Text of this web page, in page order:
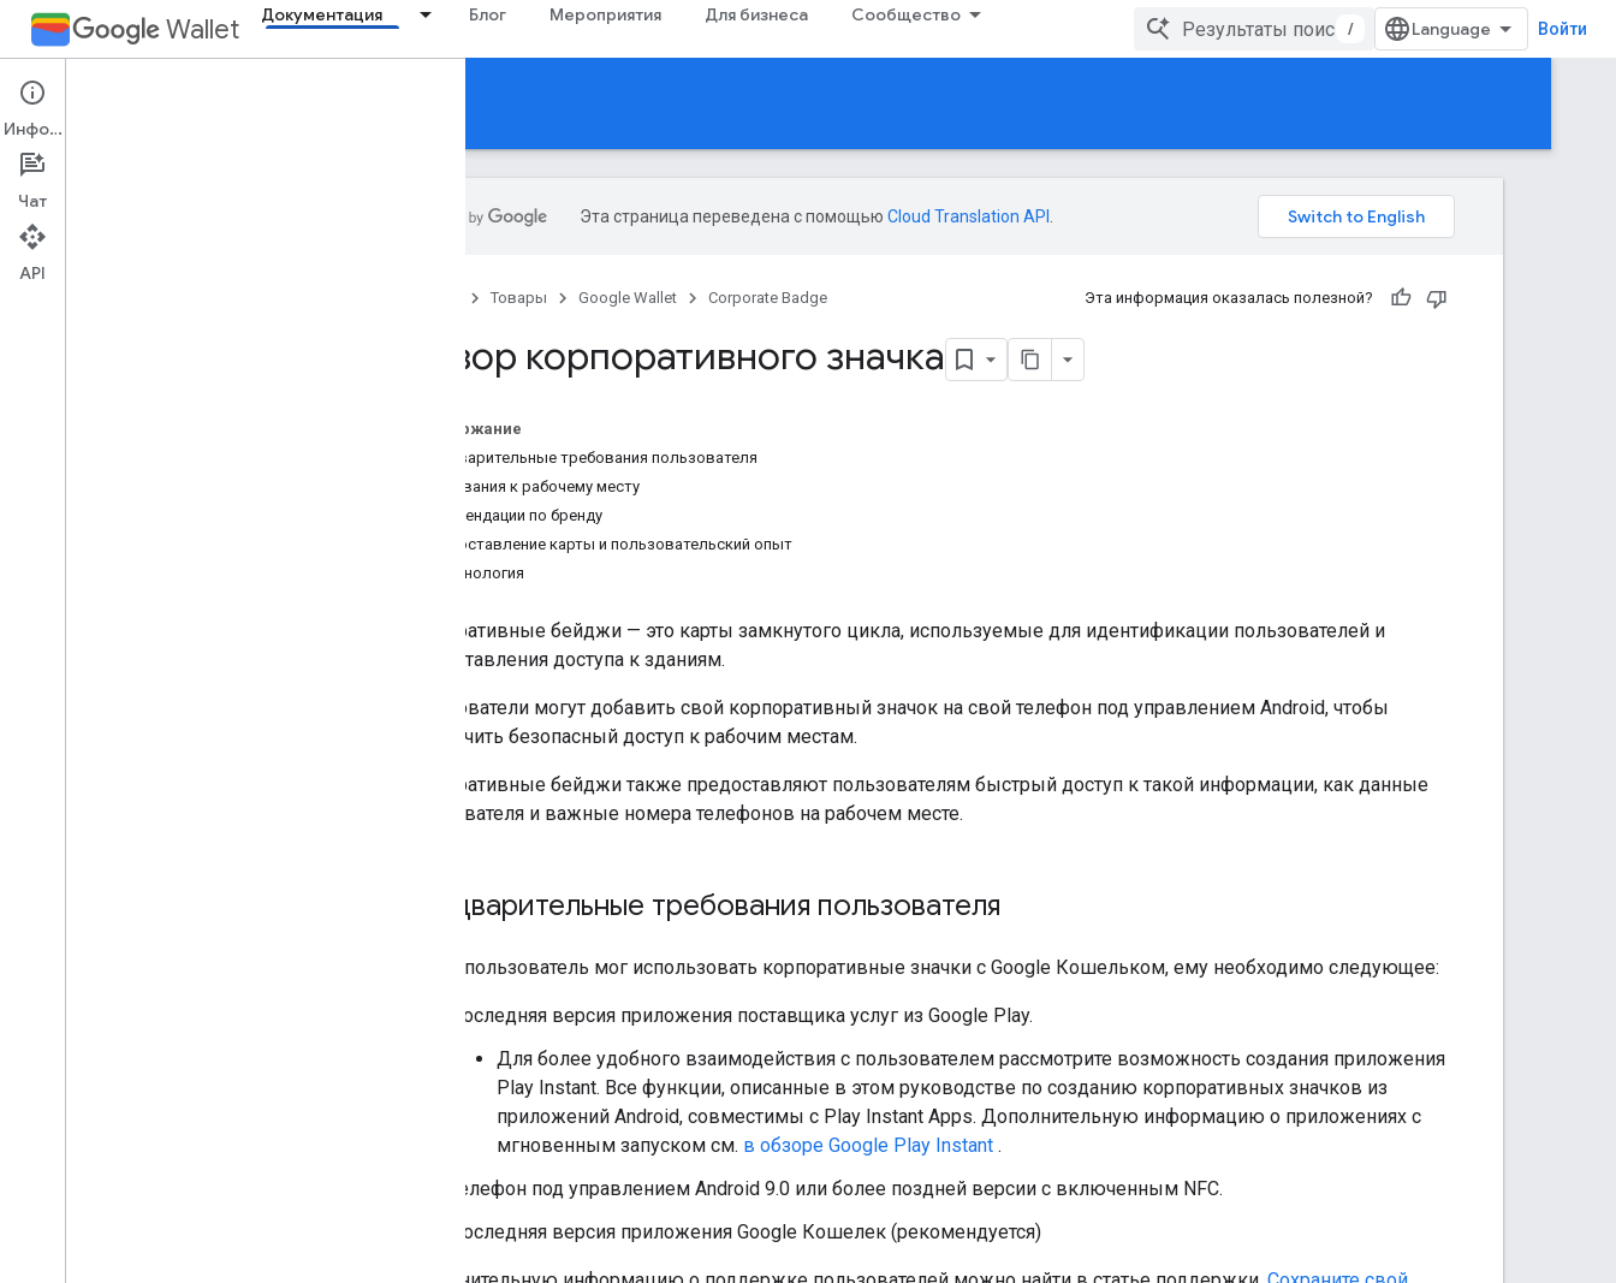
Wallet Документация Блог Мероприятия Для бизнеса Сообщество
/ Войти
Corporate Badge
Введение
Эта страница переведена с помощью Cloud Translation API
Товары Google Wallet Corporate Badge Эта информация оказалась полезной?
Обзор корпоративного значка
Содержание
Предварительные требования пользователя
Требования к рабочему месту
Рекомендации по бренду
Предоставление карты и пользовательский опыт
Терминология
Корпоративные бейджи — это карты замкнутого цикла, используемые для идентификации пользователей и
предоставления доступа к зданиям.
Пользователи могут добавить свой корпоративный значок на свой телефон под управлением Android, чтобы
обеспечить безопасный доступ к рабочим местам.
Корпоративные бейджи также предоставляют пользователям быстрый доступ к такой информации, как данные
пользователя и важные номера телефонов на рабочем месте.
Предварительные требования пользователя
Чтобы пользователь мог использовать корпоративные значки с Google Кошельком, ему необходимо следующее:
Последняя версия приложения поставщика услуг из Google Play.
Для более удобного взаимодействия с пользователем рассмотрите возможность создания приложения
Play Instant. Все функции, описанные в этом руководстве по созданию корпоративных значков из
приложений Android, совместимы с Play Instant Apps. Дополнительную информацию о приложениях с
мгновенным запуском см. в обзоре Google Play Instant .
Телефон под управлением Android 9.0 или более поздней версии с включенным NFC.
Последняя версия приложения Google Кошелек (рекомендуется)
Информация
Чат
API